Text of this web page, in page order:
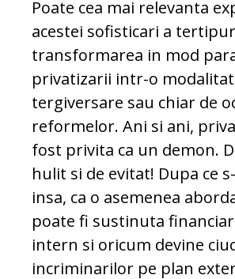
Poate cea mai relevanta
acestei sofisticari a
transformarea in mod
privatizarii intr-o
tergiversare sau chiar de
reformelor. Ani si ani,
fost privita ca un demon.
hulit si de evitat! Dupa ce
insa, ca o asemenea
poate fi sustinuta
intern si oricum devine
incriminarilor pe plan